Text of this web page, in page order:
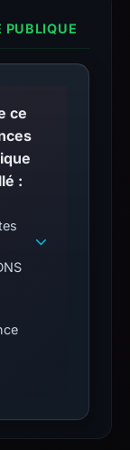
PUBLIQUE
ce
: